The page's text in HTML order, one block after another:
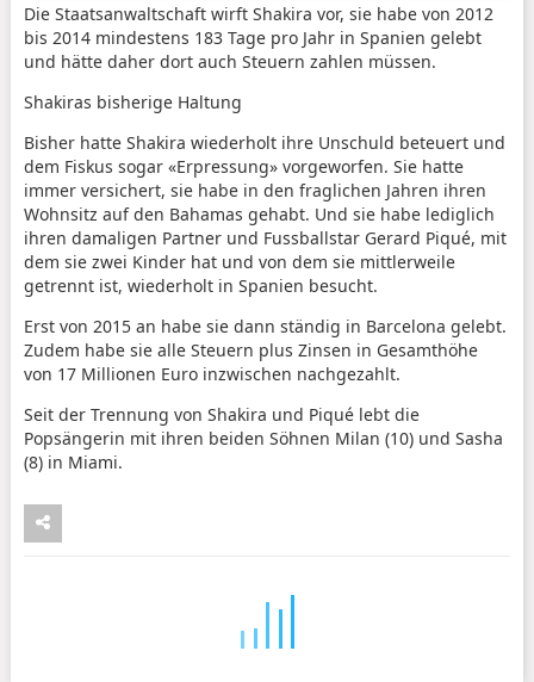
Die Staatsanwaltschaft wirft Shakira vor, sie habe von 2012
bis 2014 mindestens 183 Tage pro Jahr in Spanien gelebt
und hätte daher dort auch Steuern zahlen müssen.
Shakiras bisherige Haltung
Bisher hatte Shakira wiederholt ihre Unschuld beteuert und
dem Fiskus sogar «Erpressung» vorgeworfen. Sie hatte
immer versichert, sie habe in den fraglichen Jahren ihren
Wohnsitz auf den Bahamas gehabt. Und sie habe lediglich
ihren damaligen Partner und Fussballstar Gerard Piqué, mit
dem sie zwei Kinder hat und von dem sie mittlerweile
getrennt ist, wiederholt in Spanien besucht.
Erst von 2015 an habe sie dann ständig in Barcelona gelebt.
Zudem habe sie alle Steuern plus Zinsen in Gesamthöhe
von 17 Millionen Euro inzwischen nachgezahlt.
Seit der Trennung von Shakira und Piqué lebt die
Popsängerin mit ihren beiden Söhnen Milan (10) und Sasha
(8) in Miami.